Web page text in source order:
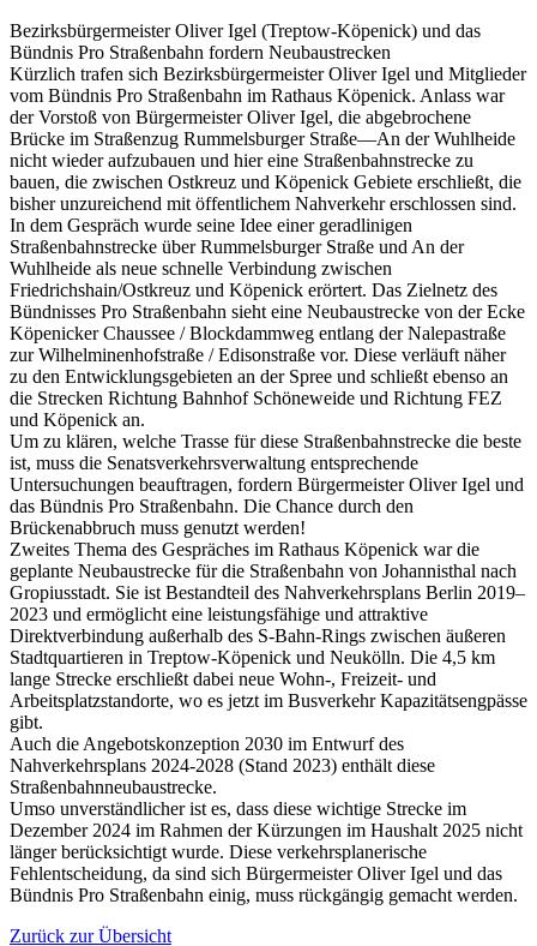
Bezirksbürgermeister Oliver Igel (Treptow-Köpenick) und das
Bündnis Pro Straßenbahn fordern Neubaustrecken
Kürzlich trafen sich Bezirksbürgermeister Oliver Igel und Mitglieder
vom Bündnis Pro Straßenbahn im Rathaus Köpenick. Anlass war
der Vorstoß von Bürgermeister Oliver Igel, die abgebrochene
Brücke im Straßenzug Rummelsburger Straße—An der Wuhlheide
nicht wieder aufzubauen und hier eine Straßenbahnstrecke zu
bauen, die zwischen Ostkreuz und Köpenick Gebiete erschließt, die
bisher unzureichend mit öffentlichem Nahverkehr erschlossen sind.
In dem Gespräch wurde seine Idee einer geradlinigen
Straßenbahnstrecke über Rummelsburger Straße und An der
Wuhlheide als neue schnelle Verbindung zwischen
Friedrichshain/Ostkreuz und Köpenick erörtert. Das Zielnetz des
Bündnisses Pro Straßenbahn sieht eine Neubaustrecke von der Ecke
Köpenicker Chaussee / Blockdammweg entlang der Nalepastraße
zur Wilhelminenhofstraße / Edisonstraße vor. Diese verläuft näher
zu den Entwicklungsgebieten an der Spree und schließt ebenso an
die Strecken Richtung Bahnhof Schöneweide und Richtung FEZ
und Köpenick an.
Um zu klären, welche Trasse für diese Straßenbahnstrecke die beste
ist, muss die Senatsverkehrsverwaltung entsprechende
Untersuchungen beauftragen, fordern Bürgermeister Oliver Igel und
das Bündnis Pro Straßenbahn. Die Chance durch den
Brückenabbruch muss genutzt werden!
Zweites Thema des Gespräches im Rathaus Köpenick war die
geplante Neubaustrecke für die Straßenbahn von Johannisthal nach
Gropiusstadt. Sie ist Bestandteil des Nahverkehrsplans Berlin 2019–
2023 und ermöglicht eine leistungsfähige und attraktive
Direktverbindung außerhalb des S-Bahn-Rings zwischen äußeren
Stadtquartieren in Treptow-Köpenick und Neukölln. Die 4,5 km
lange Strecke erschließt dabei neue Wohn-, Freizeit- und
Arbeitsplatzstandorte, wo es jetzt im Busverkehr Kapazitätsengpässe
gibt.
Auch die Angebotskonzeption 2030 im Entwurf des
Nahverkehrsplans 2024-2028 (Stand 2023) enthält diese
Straßenbahnneubaustrecke.
Umso unverständlicher ist es, dass diese wichtige Strecke im
Dezember 2024 im Rahmen der Kürzungen im Haushalt 2025 nicht
länger berücksichtigt wurde. Diese verkehrsplanerische
Fehlentscheidung, da sind sich Bürgermeister Oliver Igel und das
Bündnis Pro Straßenbahn einig, muss rückgängig gemacht werden.
Zurück zur Übersicht